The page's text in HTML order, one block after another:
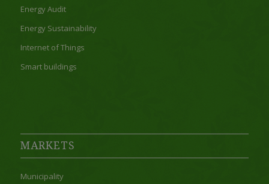
Energy Audit
Energy Sustainability
Internet of Things
Smart buildings
MARKETS
Municipality